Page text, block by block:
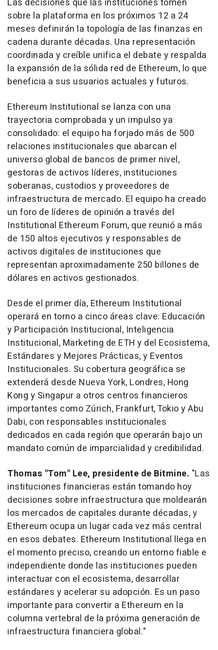
Las decisiones que las instituciones tomen
sobre la plataforma en los próximos 12 a 24
meses definirán la topología de las finanzas en
cadena durante décadas. Una representación
coordinada y creíble unifica el debate y respalda
la expansión de la sólida red de Ethereum, lo que
beneficia a sus usuarios actuales y futuros.
Ethereum Institutional se lanza con una
trayectoria comprobada y un impulso ya
consolidado: el equipo ha forjado más de 500
relaciones institucionales que abarcan el
universo global de bancos de primer nivel,
gestoras de activos líderes, instituciones
soberanas, custodios y proveedores de
infraestructura de mercado. El equipo ha creado
un foro de líderes de opinión a través del
Institutional Ethereum Forum, que reunió a más
de 150 altos ejecutivos y responsables de
activos digitales de instituciones que
representan aproximadamente 250 billones de
dólares en activos gestionados.
Desde el primer día, Ethereum Institutional
operará en torno a cinco áreas clave: Educación
y Participación Institucional, Inteligencia
Institucional, Marketing de ETH y del Ecosistema,
Estándares y Mejores Prácticas, y Eventos
Institucionales. Su cobertura geográfica se
extenderá desde Nueva York, Londres, Hong
Kong y Singapur a otros centros financieros
importantes como Zúrich, Frankfurt, Tokio y Abu
Dabi, con responsables institucionales
dedicados en cada región que operarán bajo un
mandato común de imparcialidad y credibilidad.
Thomas "Tom" Lee, presidente de Bitmine. "Las
instituciones financieras están tomando hoy
decisiones sobre infraestructura que moldearán
los mercados de capitales durante décadas, y
Ethereum ocupa un lugar cada vez más central
en esos debates. Ethereum Institutional llega en
el momento preciso, creando un entorno fiable e
independiente donde las instituciones pueden
interactuar con el ecosistema, desarrollar
estándares y acelerar su adopción. Es un paso
importante para convertir a Ethereum en la
columna vertebral de la próxima generación de
infraestructura financiera global."